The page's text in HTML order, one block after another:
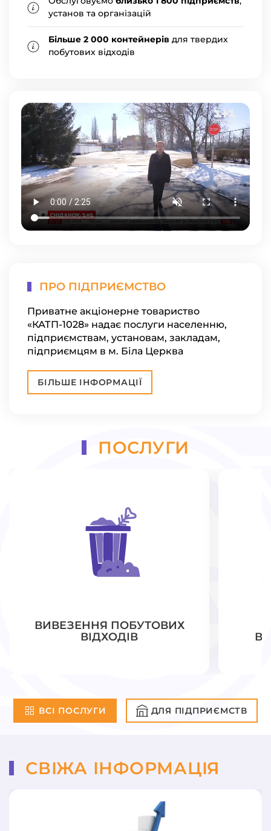
установ та організацій
Більше 2 000 контейнерів для твердих
побутових відходів
ПРО ПІДПРИЄМСТВО
Приватне акціонерне товариство
«КАТП-1028» надає послуги населенню,
підприємствам, установам, закладам,
підприємцям в м. Біла Церква
БІЛЬШЕ ІНФОРМАЦІЇ
ПОСЛУГИ
ВИВЕЗЕННЯ ПОБУТОВИХ
ВІДХОДІВ
ВСІ ПОСЛУГИ ДЛЯ ПІДПРИЄМСТВ
СВІЖА ІНФОРМАЦІЯ